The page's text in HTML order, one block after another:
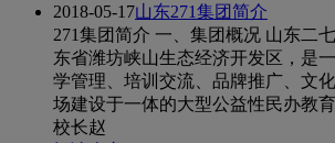
2018-05-17山东271集团简介
271集团简介 一、集团概况 山东二
东省潍坊峡山生态经济开发区，是
学管理、培训交流、品牌推广、文
场建设于一体的大型公益性民办教
校长赵